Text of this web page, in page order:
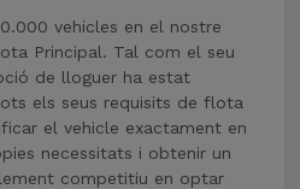
vehicles en el nostre
Principal. Tal com el seu
de lloguer ha estat
els seus requisits de flota
el vehicle exactament en
necessitats i obtenir un
competitiu en optar